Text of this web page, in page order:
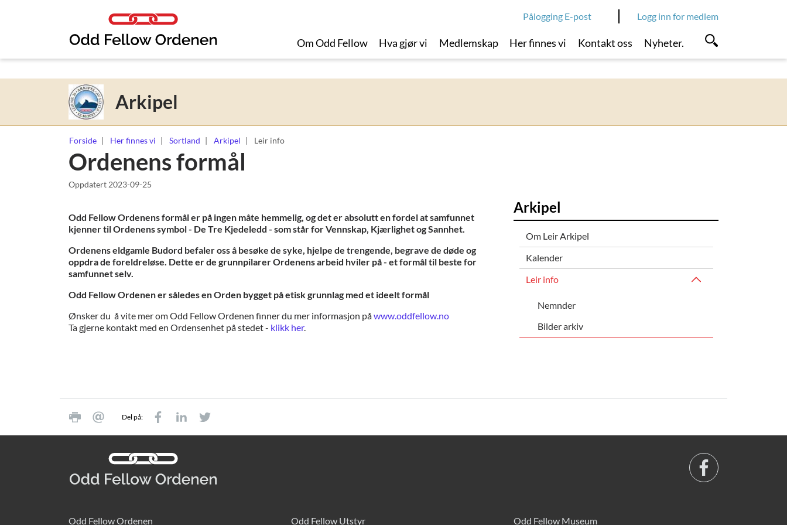
Logg inn for medlem
Pålogging E-post
Om Odd Fellow Hva gjør vi Medlemskap Her finnes vi Kontakt oss Nyheter.
Arkipel
Forside Her finnes vi Sortland Arkipel Leir info
Ordenens formål
Oppdatert 2023-09-25
Odd Fellow Ordenens formål er på ingen måte hemmelig, og det er absolutt en fordel at samfunnet
kjenner til Ordenens symbol - De Tre Kjedeledd - som står for Vennskap, Kjærlighet og Sannhet.
Ordenens eldgamle Budord befaler oss å besøke de syke, hjelpe de trengende, begrave de døde og
oppdra de foreldreløse. Dette er de grunnpilarer Ordenens arbeid hviler på - et formål til beste for
samfunnet selv.
Odd Fellow Ordenen er således en Orden bygget på etisk grunnlag med et ideelt formål
Ønsker du å vite mer om Odd Fellow Ordenen finner du mer informasjon påwww.oddfellow.no
Ta gjerne kontakt med en Ordensenhet på stedet - klikk her.
Arkipel
Om Leir Arkipel
Kalender
Leir info
Nemnder
Bilder arkiv
Del på:
Odd Fellow Ordenen Odd Fellow Utstyr Odd Fellow Museum